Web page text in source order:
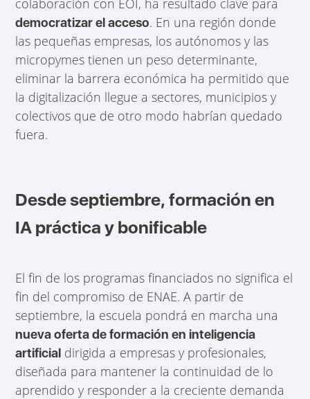
colaboración con EOI, ha resultado clave para
democratizar el acceso. En una región donde
las pequeñas empresas, los autónomos y las
micropymes tienen un peso determinante,
eliminar la barrera económica ha permitido que
la digitalización llegue a sectores, municipios y
colectivos que de otro modo habrían quedado
fuera.
Desde septiembre, formación en
IA práctica y bonificable
El fin de los programas financiados no significa el
fin del compromiso de ENAE. A partir de
septiembre, la escuela pondrá en marcha una
nueva oferta de formación en inteligencia
artificial dirigida a empresas y profesionales,
diseñada para mantener la continuidad de lo
aprendido y responder a la creciente demanda